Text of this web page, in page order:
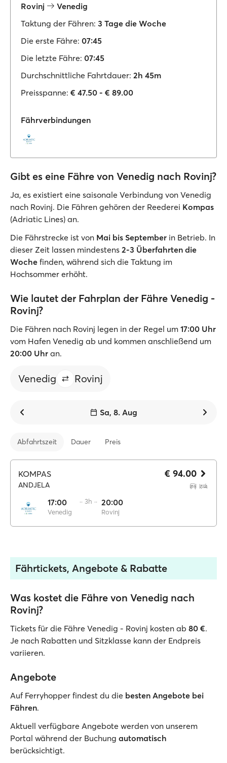
Rovinj
Venedig
Taktung der Fähren: 3 Tage die Woche
Die erste Fähre: 07:45
Die letzte Fähre: 07:45
Durchschnittliche Fahrtdauer: 2h 45m
Preisspanne: € 47.50 - € 89.00
Fährverbindungen
Gibt es eine Fähre von Venedig nach Rovinj?
Ja, es existiert eine saisonale Verbindung von Venedig
nach Rovinj. Die Fähren gehören der Reederei Kompas
(Adriatic Lines) an.
Die Fährstrecke ist von Mai bis September in Betrieb. In
dieser Zeit lassen mindestens 2-3 Überfahrten die
Woche finden, während sich die Taktung im
Hochsommer erhöht.
Wie lautet der Fahrplan der Fähre Venedig -
Rovinj?
Die Fähren nach Rovinj legen in der Regel um 17:00 Uhr
vom Hafen Venedig ab und kommen anschließend um
20:00 Uhr an.
Venedig Rovinj
Sa, 8. Aug
Abfahrtszeit Dauer Preis
KOMPAS
ANDJELA
17:00
Venedig
·· 3h ·· 20:00
Rovinj
€ 94.00
Fährtickets, Angebote & Rabatte
Was kostet die Fähre von Venedig nach
Rovinj?
Tickets für die Fähre Venedig - Rovinj kosten ab 80 €.
Je nach Rabatten und Sitzklasse kann der Endpreis
variieren.
Angebote
Auf Ferryhopper findest du die besten Angebote bei
Fähren.
Aktuell verfügbare Angebote werden von unserem
Portal während der Buchung automatisch
berücksichtigt.